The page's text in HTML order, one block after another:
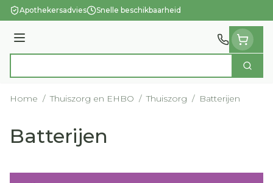
Ga naar de inhoud
Apothekersadvies Snelle beschikbaarheid
Menu
Zoek
Home / Thuiszorg en EHBO / Thuiszorg / Batterijen
Batterijen